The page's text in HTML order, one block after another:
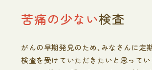
苦痛の少ない検査
がんの早期発見のため、みなさんに定
検査を受けていただきたいと思ってい